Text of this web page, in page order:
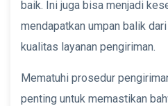
baik. Ini juga bisa menjadi
mendapatkan umpan balik
kualitas layanan pengiriman.
Mematuhi prosedur
penting untuk memastikan